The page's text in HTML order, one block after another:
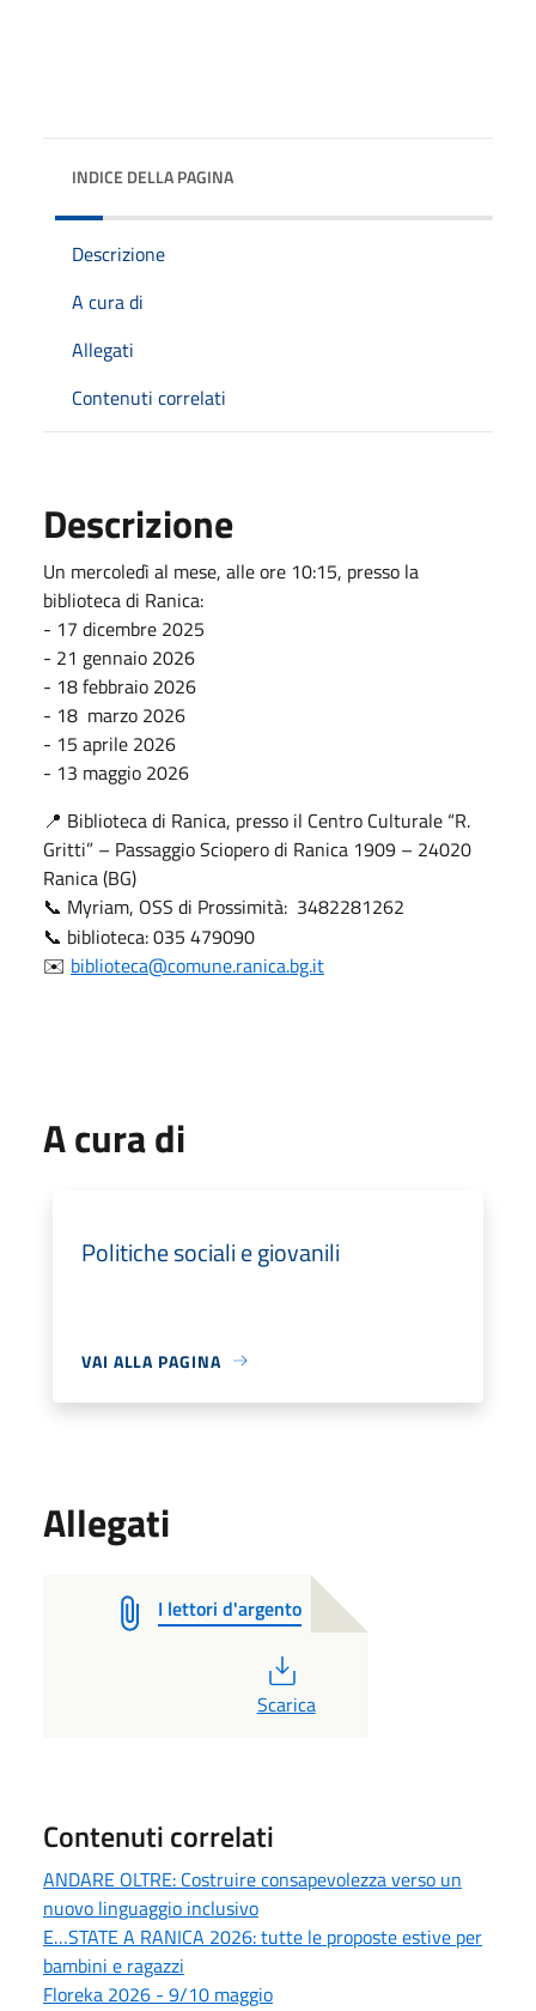
INDICE DELLA PAGINA
Descrizione
A cura di
Allegati
Contenuti correlati
Descrizione
Un mercoledì al mese, alle ore 10:15, presso la
biblioteca di Ranica:
- 17 dicembre 2025
- 21 gennaio 2026
- 18 febbraio 2026
- 18 marzo 2026
- 15 aprile 2026
- 13 maggio 2026
📍 Biblioteca di Ranica, presso il Centro Culturale “R.
Gritti” – Passaggio Sciopero di Ranica 1909 – 24020
Ranica (BG)
📞 Myriam, OSS di Prossimità: 3482281262
📞 biblioteca: 035 479090
✉️ biblioteca@comune.ranica.bg.it
A cura di
Politiche sociali e giovanili
VAI ALLA PAGINA
Allegati
I lettori d'argento
Scarica
Contenuti correlati
ANDARE OLTRE: Costruire consapevolezza verso un
nuovo linguaggio inclusivo
E…STATE A RANICA 2026: tutte le proposte estive per
bambini e ragazzi
Floreka 2026 - 9/10 maggio